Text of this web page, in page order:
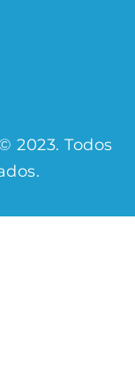
2023. Todos